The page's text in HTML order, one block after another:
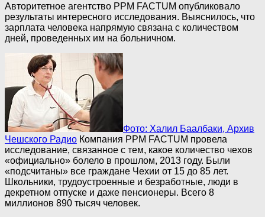
Авторитетное агентство PPM FACTUM опубликовало
результаты интересного исследования. Выяснилось, что
зарплата человека напрямую связана с количеством
дней, проведенных им на больничном.
Фото: Халил Баалбаки, Архив
Чешского Радио Компания PPM FACTUM провела
исследование, связанное с тем, какое количество чехов
«официально» болело в прошлом, 2013 году. Были
«подсчитаны» все граждане Чехии от 15 до 85 лет.
Школьники, трудоустроенные и безработные, люди в
декретном отпуске и даже пенсионеры. Всего 8
миллионов 890 тысяч человек.